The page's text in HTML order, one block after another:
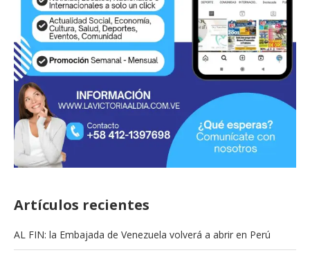
Artículos recientes
AL FIN: la Embajada de Venezuela volverá a abrir en Perú